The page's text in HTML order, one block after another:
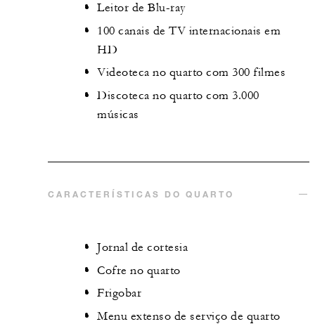
Leitor de Blu-ray
100 canais de TV internacionais em
HD
Videoteca no quarto com 300 filmes
Discoteca no quarto com 3.000
músicas
CARACTERÍSTICAS DO QUARTO
Jornal de cortesia
Cofre no quarto
Frigobar
Menu extenso de serviço de quarto